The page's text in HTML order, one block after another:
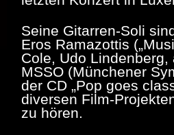
Seine Gitarren-Soli
Eros Ramazottis
Cole, Udo
MSSO (Münchener
der CD „Pop goes
diversen Film-
zu hören.